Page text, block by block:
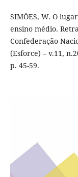
SIMÔES, W. O
ensino médio.
Confederação
(Esforce) – v.11,
p. 45-59.